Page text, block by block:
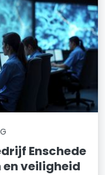
Enschede
en veiligheid